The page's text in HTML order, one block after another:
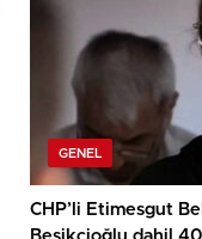
GENEL
CHP’li Etimesgut